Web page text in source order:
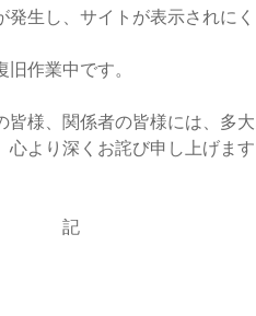
発生し、サイトが表示されに
作業中です。
皆様、関係者の皆様には、多
心より深くお詫び申し上げま